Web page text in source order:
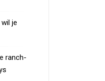
je
ranch-